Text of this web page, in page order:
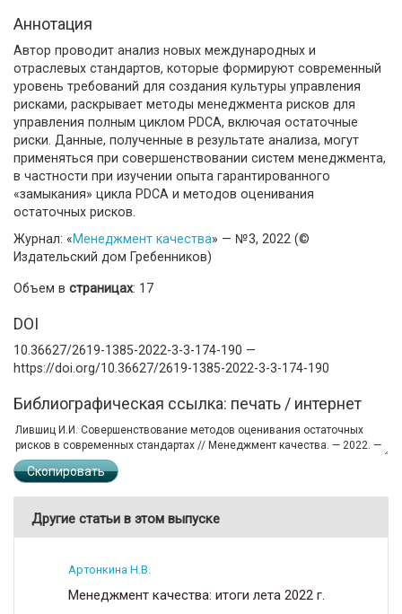
Аннотация
Автор проводит анализ новых международных и
отраслевых стандартов, которые формируют современный
уровень требований для создания культуры управления
рисками, раскрывает методы менеджмента рисков для
управления полным циклом PDCA, включая остаточные
риски. Данные, полученные в результате анализа, могут
применяться при совершенствовании систем менеджмента,
в частности при изучении опыта гарантированного
«замыкания» цикла PDCA и методов оценивания
остаточных рисков.
Журнал: «Менеджмент качества» — №3, 2022 (©
Издательский дом Гребенников)
Объем в страницах: 17
DOI
10.36627/2619-1385-2022-3-3-174-190 —
https://doi.org/10.36627/2619-1385-2022-3-3-174-190
Библиографическая ссылка: печать / интернет
Скопировать
Другие статьи в этом выпуске
Артонкина Н.В.
Менеджмент качества: итоги лета 2022 г.